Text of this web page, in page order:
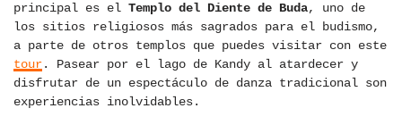
principal es el Templo del Diente de Buda, uno de
los sitios religiosos más sagrados para el budismo,
a parte de otros templos que puedes visitar con este
tour. Pasear por el lago de Kandy al atardecer y
disfrutar de un espectáculo de danza tradicional son
experiencias inolvidables.